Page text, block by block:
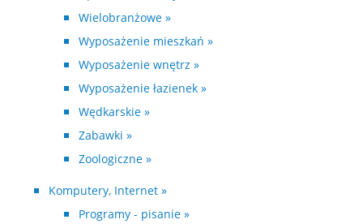
Wielobranżowe »
Wyposażenie mieszkań »
Wyposażenie wnętrz »
Wyposażenie łazienek »
Wędkarskie »
Zabawki »
Zoologiczne »
Komputery, Internet »
Programy - pisanie »